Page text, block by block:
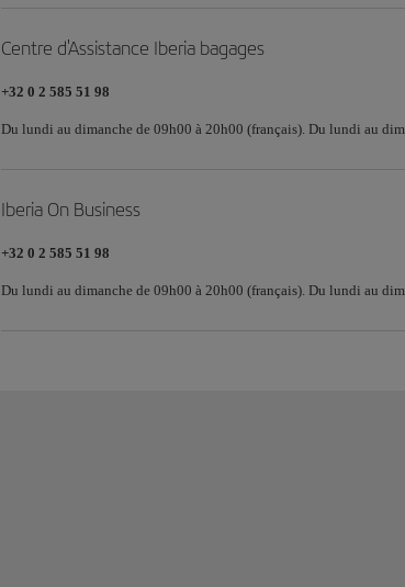
Centre d'Assistance Iberia bagages
+32 0 2 585 51 98
Du lundi au dimanche de 09h00 à 20h00 (français). Du lundi au
Iberia On Business
+32 0 2 585 51 98
Du lundi au dimanche de 09h00 à 20h00 (français). Du lundi au